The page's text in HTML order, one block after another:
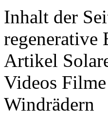
Inhalt der
regenerative
Artikel
Videos
Windrädern